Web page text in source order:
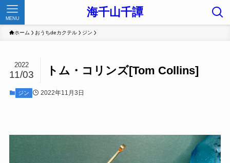
海千山千譚
MENU
ホーム おうちdeカクテル ジン
トム・コリンズ[Tom Collins]
2022
11/03
ジン 2022年11月3日